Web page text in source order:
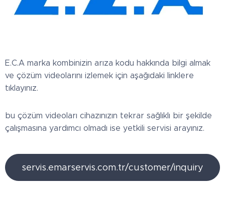
E.C.A marka kombinizin arıza kodu hakkında bilgi almak
ve çözüm videolarını izlemek için aşağıdaki linklere
tıklayınız.
bu çözüm videoları cihazınızın tekrar sağlıklı bir şekilde
çalışmasına yardımcı olmadı ise yetkili servisi arayınız.
servis.emarservis.com.tr/customer/inquiry